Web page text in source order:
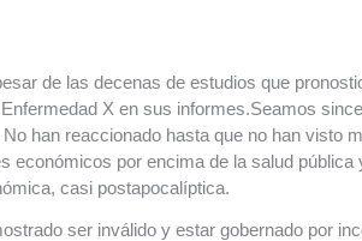
de las decenas de estudios que
X en sus informes.Seamos
han reaccionado hasta que no han visto
económicos por encima de la salud
casi postapocalíptica.
ser inválido y estar gobernado por